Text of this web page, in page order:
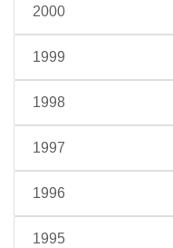
2000
1999
1998
1997
1996
1995